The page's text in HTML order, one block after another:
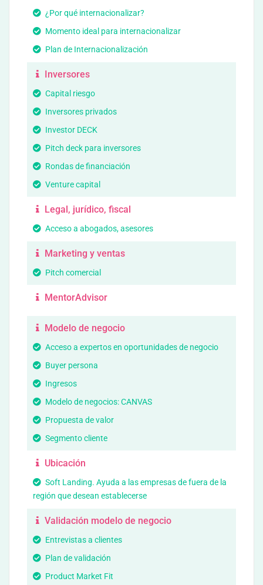
¿Por qué internacionalizar?
Momento ideal para internacionalizar
Plan de Internacionalización
Inversores
Capital riesgo
Inversores privados
Investor DECK
Pitch deck para inversores
Rondas de financiación
Venture capital
Legal, jurídico, fiscal
Acceso a abogados, asesores
Marketing y ventas
Pitch comercial
MentorAdvisor
Modelo de negocio
Acceso a expertos en oportunidades de negocio
Buyer persona
Ingresos
Modelo de negocios: CANVAS
Propuesta de valor
Segmento cliente
Ubicación
Soft Landing. Ayuda a las empresas de fuera de la
región que desean establecerse
Validación modelo de negocio
Entrevistas a clientes
Plan de validación
Product Market Fit